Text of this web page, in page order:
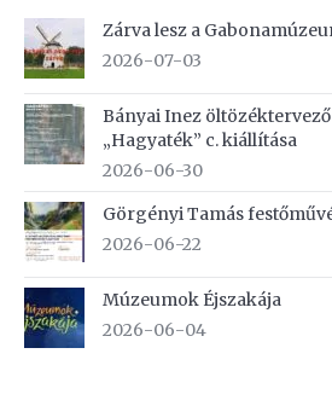
Zárva lesz a
2026-07-03
Bányai Inez
„Hagyaték” c. kiállítása
2026-06-30
Görgényi Tamás
2026-06-22
Múzeumok Éjszakája
2026-06-04